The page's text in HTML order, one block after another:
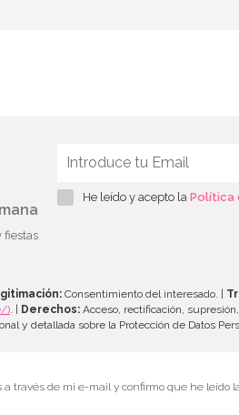
fiestas
He leído y acepto la Política
Consentimiento del interesado. |
) . | Derechos: Acceso, rectificación,
y detallada sobre la Protección de Datos
de mi e-mail y confirmo que he leído